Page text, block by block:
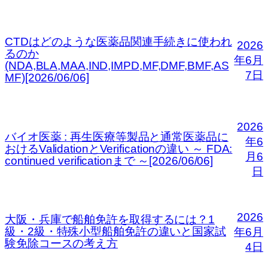
CTDはどのような医薬品関連手続きに使われ
るのか
(NDA,BLA,MAA,IND,IMPD,MF,DMF,BMF,AS
MF)[2026/06/06]
2026
年6月
7日
バイオ医薬 : 再生医療等製品と通常医薬品に
おけるValidationとVerificationの違い ～ FDA:
continued verificationまで ～[2026/06/06]
2026
年6
月6
日
大阪・兵庫で船舶免許を取得するには？1
級・2級・特殊小型船舶免許の違いと国家試
験免除コースの考え方
2026
年6月
4日